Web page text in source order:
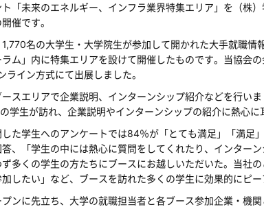
「未来のエネルギー、インフラ業界特集エリア」を（株
催です。
名の大学生・大学院生が参加して開かれた大手就職
ム」内に特集エリアを設けて開催したものです。当協会
ライン方式にて出展しました。
スエリアで企業説明、インターンシップ紹介などを行い
学生が訪れ、企業説明やインターンシップの紹介に熱心に
た学生へのアンケートでは84％が「とても満足」「満足
答、「学生の中には熱心に質問をしてくれたり、インター
多くの学生の方たちにブースにお越しいただいた。当社
したい」など、ブースを訪れた多くの学生に効果的にピ
プンに先立ち、大学の就職担当者と各ブース参加企業・機